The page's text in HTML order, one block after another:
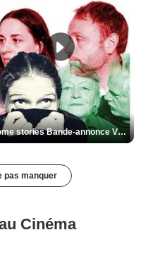
Home stories Bande-annonce VO STFR
pas manquer
Cinéma